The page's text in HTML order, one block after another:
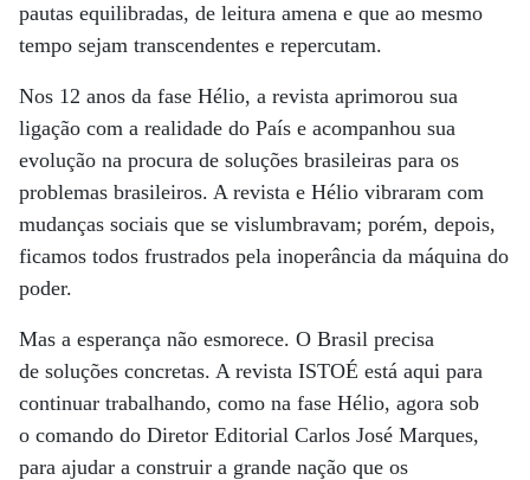
pautas equilibradas, de leitura amena e que ao mesmo
tempo sejam transcendentes e repercutam.
Nos 12 anos da fase Hélio, a revista aprimorou sua
ligação com a realidade do País e acompanhou sua
evolução na procura de soluções brasileiras para os
problemas brasileiros. A revista e Hélio vibraram com
mudanças sociais que se vislumbravam; porém, depois,
ficamos todos frustrados pela inoperância da máquina do
poder.
Mas a esperança não esmorece. O Brasil precisa
de soluções concretas. A revista ISTOÉ está aqui para
continuar trabalhando, como na fase Hélio, agora sob
o comando do Diretor Editorial Carlos José Marques,
para ajudar a construir a grande nação que os